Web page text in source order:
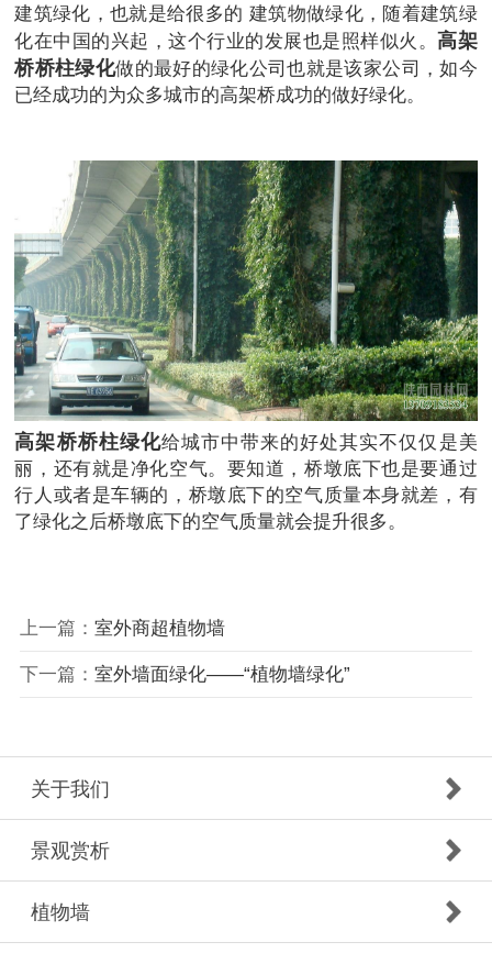
建筑绿化，也就是给很多的 建筑物做绿化，随着建筑绿
化在中国的兴起，这个行业的发展也是照样似火。 高架
桥桥柱绿化做的最好的绿化公司也就是该家公司，如今
已经成功的为众多城市的高架桥成功的做好绿化。
高架桥桥柱绿化给城市中带来的好处其实不仅仅是美
丽，还有就是净化空气。要知道，桥墩底下也是要通过
行人或者是车辆的，桥墩底下的空气质量本身就差，有
了绿化之后桥墩底下的空气质量就会提升很多。
上一篇： 室外商超植物墙
下一篇： 室外墙面绿化——“植物墙绿化”
关于我们
景观赏析
植物墙